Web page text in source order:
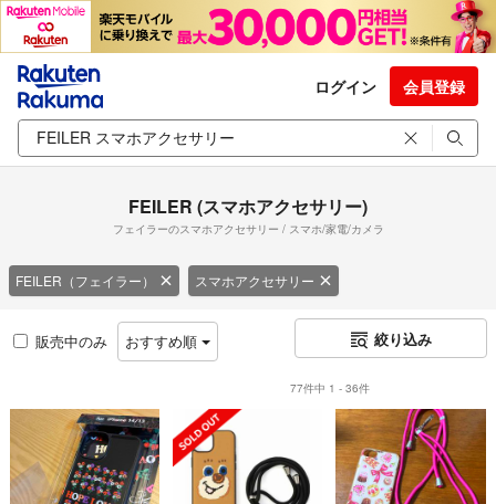
ログイン 会員登録
FEILER (スマホアクセサリー)
フェイラーのスマホアクセサリー / スマホ/家電/カメラ
FEILER（フェイラー） スマホアクセサリー
販売中のみ おすすめ順 絞り込み
77件中 1 - 36件